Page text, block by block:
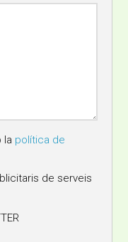
la política de
de serveis